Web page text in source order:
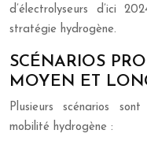
d’électrolyseurs d’ici
stratégie hydrogène.
SCÉNARIOS
MOYEN ET
Plusieurs scénarios
mobilité hydrogène :